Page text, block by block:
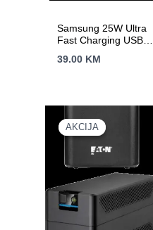
Samsung 25W Ultra
Fast Charging USB-C
(cable included)
39.00 KM
AKCIJA
AKCIJA